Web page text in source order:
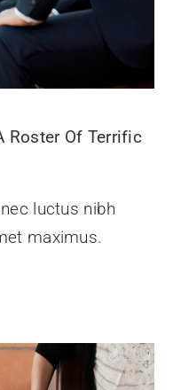
Roster Of Terrific
luctus nibh
maximus.